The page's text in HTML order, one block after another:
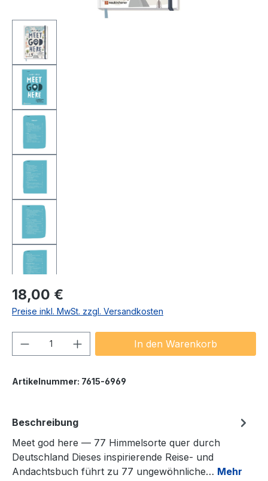
Regulärer Preis:
18,00 €
Preise inkl. MwSt. zzgl. Versandkosten
Produkt Anzahl: Gib denIn den Warenkorb
Artikelnummer: 7615-6969
Beschreibung
Meet god here — 77 Himmelsorte quer durch
Deutschland Dieses inspirierende Reise- und
Andachtsbuch führt zu 77 ungewöhnliche… Mehr